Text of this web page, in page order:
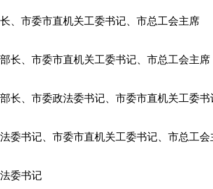
、市委市直机关工委书记、市总工会主席
长、市委市直机关工委书记、市总工会主席
长、市委政法委书记、市委市直机关工委
委书记、市委市直机关工委书记、市总工会
委书记